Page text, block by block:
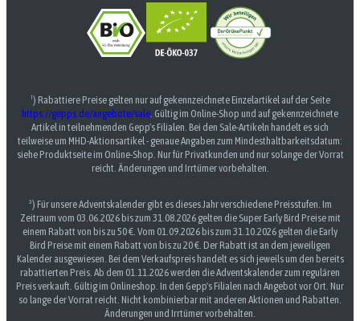
¹) Rabattiere Preise gelten nur auf gekennzeichnete Einzelartikel auf der Seite
https://gepps.de/angebote/sale. Gültig im Online-Shop und auf gekennzeichnete
Artikel in teilnehmenden Gepp's Filialen. Bei den Sale-Artikeln handelt es sich
teilweise um MHD-Aktionsartikel - genaue Angaben zum Mindesthaltbarkeitsdatum:
siehe Produktseite im Online-Shop. Nur für Privatkunden und nur solange der Vorrat
reicht. Änderungen und Irrtümer vorbehalten.
³) Für unsere Adventskalender gibt es dieses Jahr verschiedene Preisstufen. Im
Zeitraum vom 03.06.2026 bis zum 31.08.2026 gelten die Super Early Bird Preise mit
einem Rabatt von bis zu 50 €. Vom 01.09.2026 bis zum 31.10.2026 gelten die Early
Bird Preise mit einem Rabatt von bis zu 20 €. Der Rabatt ist an dem jeweiligen
Kalender ausgewiesen. Bei dem Verkaufspreis handelt es sich jeweils um den bereits
rabattierten Preis. Ab dem 01.11.2026 werden die Adventskalender zum regulären
Preis verkauft. Gültig im Onlineshop. In den Gepp's Filialen nach Angebot vor Ort. Nur
so lange der Vorrat reicht. Nicht kombinierbar mit anderen Aktionen und Rabatten.
Änderungen und Irrtümer vorbehalten.